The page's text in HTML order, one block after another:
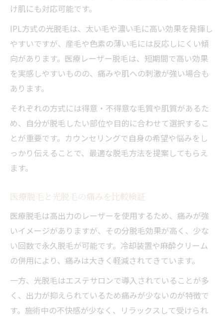
け肌にも対応可能です。
IPL方式の光脱毛は、太い毛や濃い毛に高い効果を発揮し
やすいですが、産毛や色素の薄い毛には反応しにくい傾
向があります。医療レーザー脱毛は、短期間で高い効果
を実感しやすいものの、痛みや肌への刺激が強い場合も
あります。
それぞれの方式には得意・不得意な毛質や肌質があるた
め、自分が脱毛したい部位や目的に合わせて選択するこ
とが重要です。カウンセリングで自身の希望や悩みをし
っかり伝えることで、最適な脱毛方法を提案してもらえ
ます。
医療脱毛と光脱毛の痛みを比較検証
医療脱毛は高出力のレーザーを使用するため、痛みが強
いイメージがありますが、その分脱毛効果が高く、少な
い回数で永久脱毛が可能です。冷却装置や麻酔クリーム
の併用により、痛みは大きく軽減されてきています。
一方、光脱毛はエステサロンで導入されていることが多
く、出力が抑えられているため痛みが少ないのが特徴で
す。施術中の不快感が少なく、リラックスして受けられ